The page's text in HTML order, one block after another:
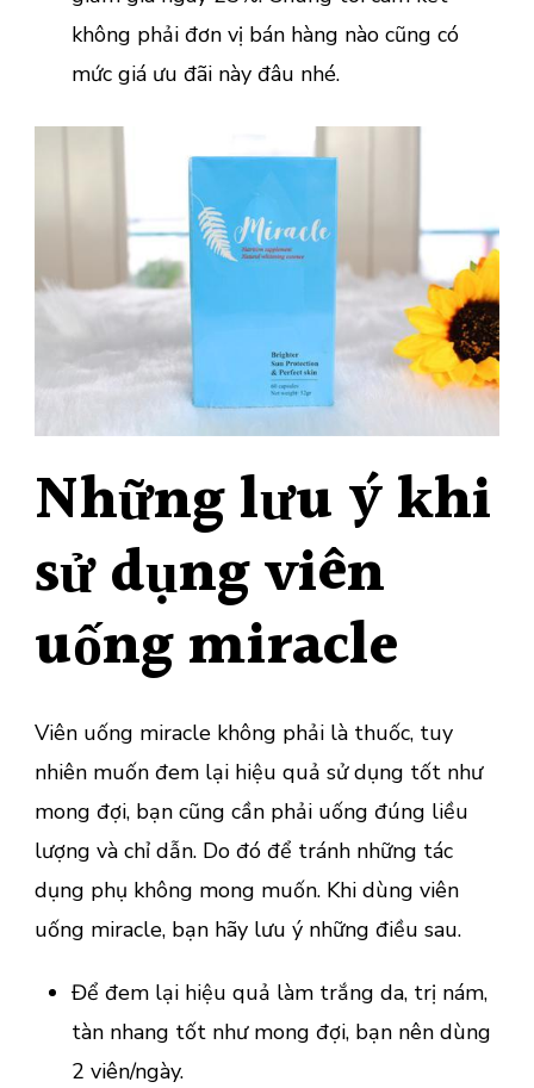
không phải đơn vị bán hàng nào cũng có
mức giá ưu đãi này đâu nhé.
Những lưu ý khi
sử dụng viên
uống miracle
Viên uống miracle không phải là thuốc, tuy
nhiên muốn đem lại hiệu quả sử dụng tốt như
mong đợi, bạn cũng cần phải uống đúng liều
lượng và chỉ dẫn. Do đó để tránh những tác
dụng phụ không mong muốn. Khi dùng viên
uống miracle, bạn hãy lưu ý những điều sau.
Để đem lại hiệu quả làm trắng da, trị nám,
tàn nhang tốt như mong đợi, bạn nên dùng
2 viên/ngày.